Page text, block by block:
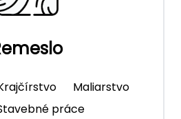
Maliarstvo
práce